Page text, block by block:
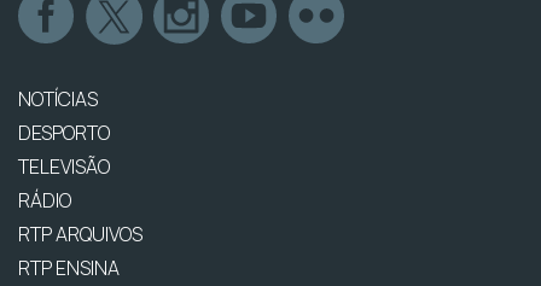
NOTÍCIAS
DESPORTO
TELEVISÃO
RÁDIO
RTP ARQUIVOS
RTP ENSINA